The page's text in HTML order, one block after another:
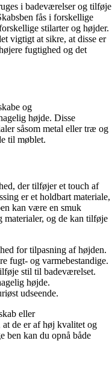
i badeværelser og tilføje
fås i forskellige
stilarter og højder.
vigtigt at sikre, at disse er
fugtighed og det
og
højde. Disse
såsom metal eller træ og
til møblet.
der tilføjer et touch af
er et holdbart materiale,
kan være en smuk
materialer, og de kan tilføje
for tilpasning af højden.
fugt- og varmebestandige.
stil til badeværelset.
højde.
udseende.
eller
de er af høj kvalitet og
ben kan du opnå både